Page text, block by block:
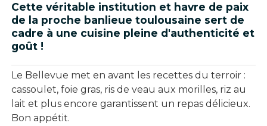
Cette véritable institution et havre de paix
de la proche banlieue toulousaine sert de
cadre à une cuisine pleine d'authenticité et
goût !
Le Bellevue met en avant les recettes du terroir :
cassoulet, foie gras, ris de veau aux morilles, riz au
lait et plus encore garantissent un repas délicieux.
Bon appétit.